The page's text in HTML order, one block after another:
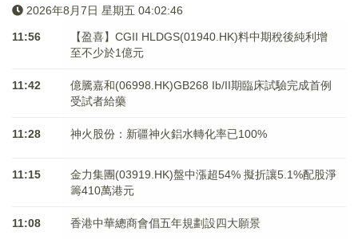
2026年8月7日 星期五 04:02:46
11:56
【盈喜】CGII HLDGS(01940.HK)料中期稅後純利增
至不少於1億元
11:42
億騰嘉和(06998.HK)GB268 Ib/II期臨床試驗完成首例
受試者給藥
11:28 神火股份：新疆神火鋁水轉化率已100%
11:15
金力集團(03919.HK)盤中漲超54% 擬折讓5.1%配股淨
籌410萬港元
11:08 香港中華總商會倡五年規劃設四大願景